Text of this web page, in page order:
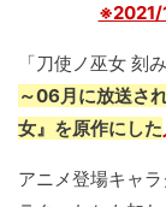
※2021/
「刀使ノ巫女 刻
～06月に放送さ
女』を原作にした
アニメ登場キャ